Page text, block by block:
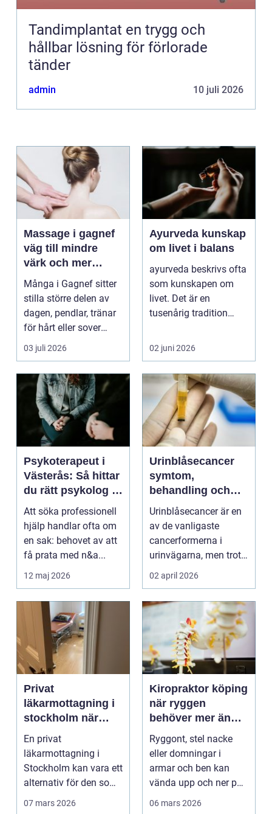
Tandimplantat en trygg och
hållbar lösning för förlorade
tänder
admin 10 juli 2026
Massage i gagnef
väg till mindre
värk och mer
vardagsenergi
Många i Gagnef sitter
stilla större delen av
dagen, pendlar, tränar
för hårt eller sover
dåligt. Axl...
03 juli 2026
Ayurveda kunskap
om livet i balans
ayurveda beskrivs ofta
som kunskapen om
livet. Det är en
tusenårig tradition
kropp,...
02 juni 2026
Psykoterapeut i
Västerås: Så hittar
du rätt psykolog i
Västerås för
samtal och terapi
Att söka professionell
hjälp handlar ofta om
en sak: behovet av att
få prata med n&a...
12 maj 2026
Urinblåsecancer
symtom,
behandling och
livet efter
diagnosen
Urinblåsecancer är en
av de vanligaste
cancerformerna i
urinvägarna, men trots
det hamnar den ofta
02 april 2026
Privat
läkarmottagning i
stockholm när
personlig vård och
specialistkunskap
är viktig
En privat
läkarmottagning i
Stockholm kan vara ett
alternativ för den som
vill ha snabb tillgång
07 mars 2026
Kiropraktor köping
när ryggen
behöver mer än
vila
Ryggont, stel nacke
eller domningar i
armar och ben kan
vända upp och ner på
vardagen. Många
06 mars 2026